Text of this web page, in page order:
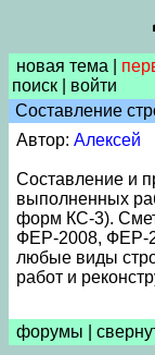
новая тема
поиск
войти
Составление
Автор: Алексей
Составление и
выполненных
форм КС-3).
ФЕР-2008, ФЕР-
любые виды
работ и
форумы